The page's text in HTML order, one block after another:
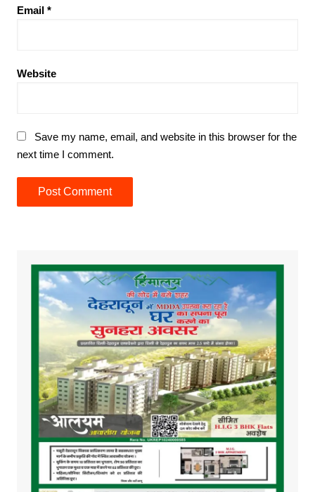
Email *
Website
Save my name, email, and website in this browser for the
next time I comment.